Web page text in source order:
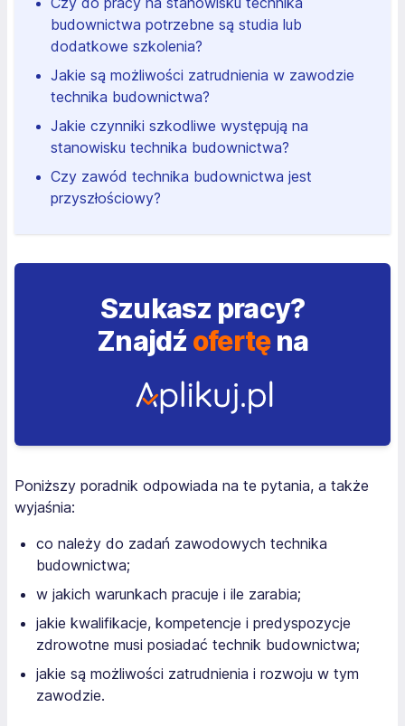
budownictwa potrzebne są studia lub
dodatkowe szkolenia?
Jakie są możliwości zatrudnienia w zawodzie
technika budownictwa?
Jakie czynniki szkodliwe występują na
stanowisku technika budownictwa?
Czy zawód technika budownictwa jest
przyszłościowy?
Szukasz pracy?
Znajdź ofertęna
Poniższy poradnik odpowiada na te pytania, a także
wyjaśnia:
co należy do zadań zawodowych technika
budownictwa;
w jakich warunkach pracuje i ile zarabia;
jakie kwalifikacje, kompetencje i predyspozycje
zdrowotne musi posiadać technik budownictwa;
jakie są możliwości zatrudnienia i rozwoju w tym
zawodzie.